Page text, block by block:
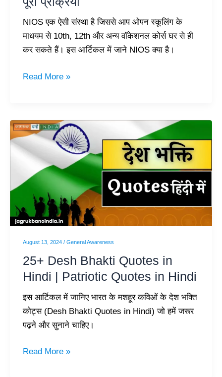
NIOS एक ऐसी संस्था है जिससे आप ओपन स्कूलिंग के
माधयम से 10th, 12th और अन्य वॉकेशनल कोर्स घर से ही
कर सकते हैं। इस आर्टिकल में जाने NIOS क्या है।
Read More »
August 13, 2024 / General Awareness
25+ Desh Bhakti Quotes in
Hindi | Patriotic Quotes in Hindi
इस आर्टिकल में जानिए भारत के मशहूर कविओं के देश भक्ति
कोट्स (Desh Bhakti Quotes in Hindi) जो हमें जरूर
पढ़ने और सुनाने चाहिए।
25+
Desh
Bhakti
Quotes
in
Hindi
|
Patriotic
Hindi
Read More »